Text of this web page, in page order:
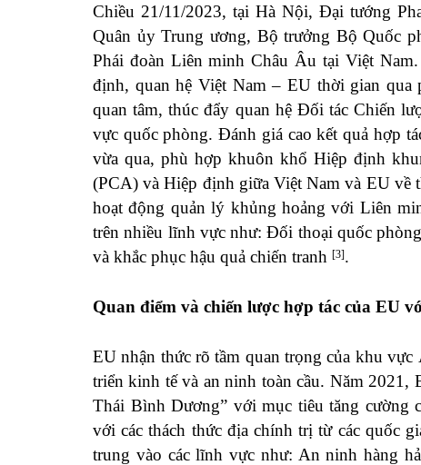
Chiều 21/11/2023, tại Hà Nội, Đại tướng
Quân ủy Trung ương, Bộ trưởng Bộ Quốc
Phái đoàn Liên minh Châu Âu tại Việt
định, quan hệ Việt Nam – EU thời gian qua
quan tâm, thúc đẩy quan hệ Đối tác Chiến
vực quốc phòng. Đánh giá cao kết quả hợp
vừa qua, phù hợp khuôn khổ Hiệp định
(PCA) và Hiệp định giữa Việt Nam và EU về
hoạt động quản lý khủng hoảng với Liên
trên nhiều lĩnh vực như: Đối thoại quốc
và khắc phục hậu quả chiến tranh
[3] .
Quan điểm và chiến lược hợp tác của EU
EU nhận thức rõ tầm quan trọng của khu
triển kinh tế và an ninh toàn cầu. Năm
Thái Bình Dương” với mục tiêu tăng cường
với các thách thức địa chính trị từ các quốc
trung vào các lĩnh vực như: An ninh hàng